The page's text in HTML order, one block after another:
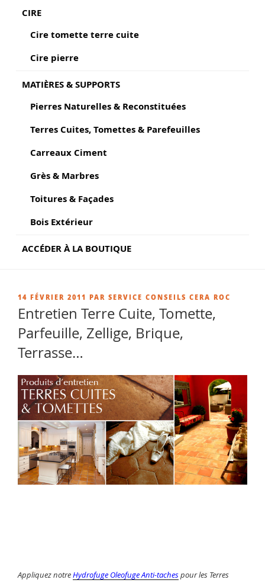
CIRE
Cire tomette terre cuite
Cire pierre
MATIÈRES & SUPPORTS
Pierres Naturelles & Reconstituées
Terres Cuites, Tomettes & Parefeuilles
Carreaux Ciment
Grès & Marbres
Toitures & Façades
Bois Extérieur
ACCÉDER À LA BOUTIQUE
PUBLIÉ
LE
14 FÉVRIER 2011 PAR SERVICE CONSEILS CERA ROC
Entretien Terre Cuite, Tomette,
Parfeuille, Zellige, Brique,
Terrasse…
Appliquez notreHydrofuge Oleofuge Anti-tachespour les Terres